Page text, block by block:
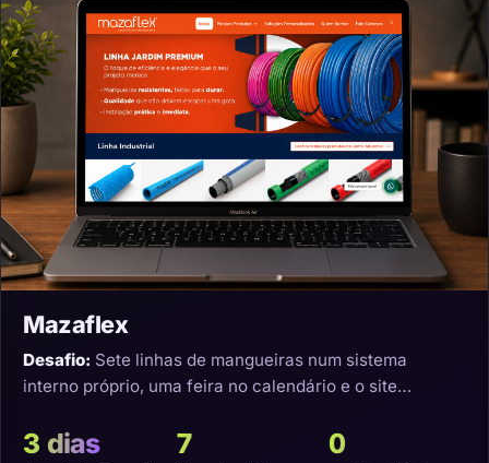
Mazaflex
Desafio: Sete linhas de mangueiras num sistema
interno próprio, uma feira no calendário e o site
3 dias 7 0